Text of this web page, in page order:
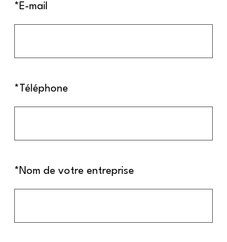
*E-mail
* Téléphone
*Nom de votre entreprise